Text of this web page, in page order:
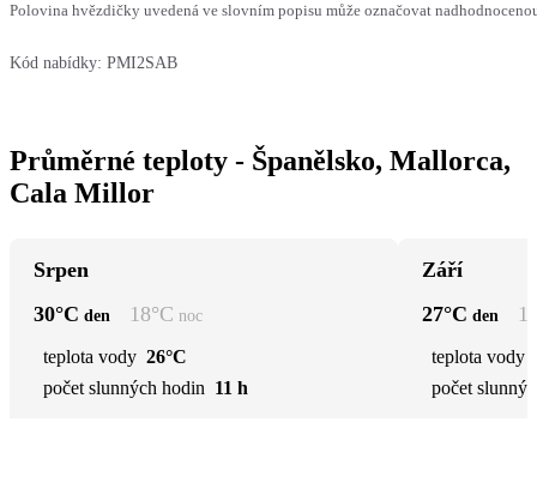
Polovina hvězdičky uvedená ve slovním popisu může označovat
Kód nabídky: PMI2SAB
Průměrné teploty - Španělsko, Mallorca,
Cala Millor
Srpen
30°C den 18°C noc
teplota vody 26°C
počet slunných hodin 11 h
Září
27°C den
teplota vody
počet